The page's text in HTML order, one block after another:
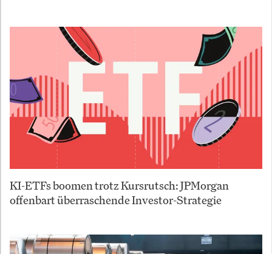
KI-ETFs boomen trotz Kursrutsch: JPMorgan
offenbart überraschende Investor-Strategie